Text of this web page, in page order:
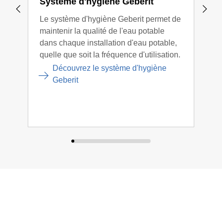
Le système d'hygiène Geberit permet de
maintenir la qualité de l'eau potable
dans chaque installation d'eau potable,
quelle que soit la fréquence d'utilisation.
Découvrez le système d'hygiène
Geberit